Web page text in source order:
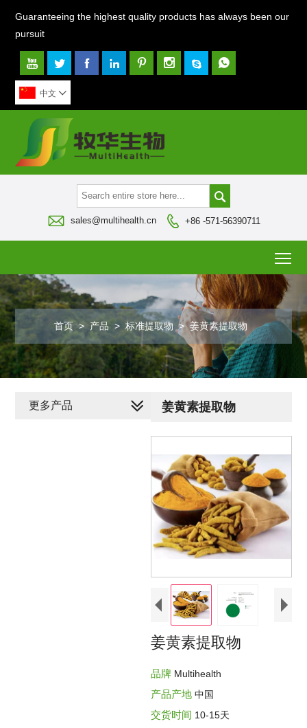
Guaranteeing the highest quality products has always been our
pursuit
       
中文 

 sales@multihealth.cn  +86 -571-56390711
首页 > 产品 > 标准提取物 > 姜黄素提取物
姜黄素提取物
姜黄素提取物
品牌 Multihealth
产品产地 中国
交货时间 10-15天
更多产品